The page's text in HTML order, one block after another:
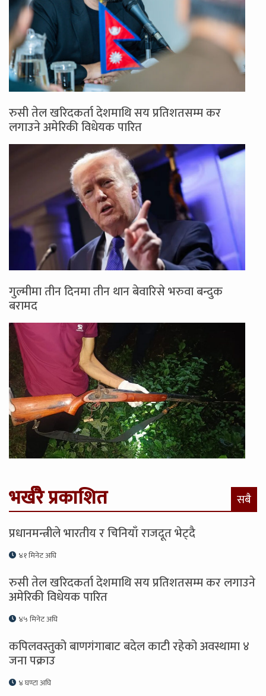
रुसी तेल खरिदकर्ता देशमाथि सय प्रतिशतसम्म कर
लगाउने अमेरिकी विधेयक पारित
गुल्मीमा तीन दिनमा तीन थान बेवारिसे भरुवा बन्दुक
बरामद
भर्खरै प्रकाशित सबै
प्रधानमन्त्रीले भारतीय र चिनियाँ राजदूत भेट्दै
४१ मिनेट अघि
रुसी तेल खरिदकर्ता देशमाथि सय प्रतिशतसम्म कर लगाउने
अमेरिकी विधेयक पारित
४५ मिनेट अघि
कपिलवस्तुको बाणगंगाबाट बदेल काटी रहेको अवस्थामा ४
जना पक्राउ
४ घण्टा अघि